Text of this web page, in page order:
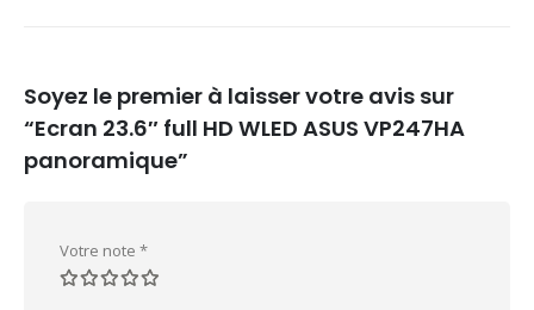
Soyez le premier à laisser votre avis sur
“Ecran 23.6″ full HD WLED ASUS VP247HA
panoramique”
Votre note *